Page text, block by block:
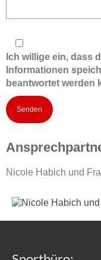
Ich willige ein, dass
Informationen
beantwortet werden
Nicole Habich und